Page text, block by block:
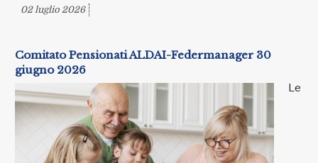
02 luglio 2026
Comitato Pensionati ALDAI-Federmanager 30
giugno 2026
Le